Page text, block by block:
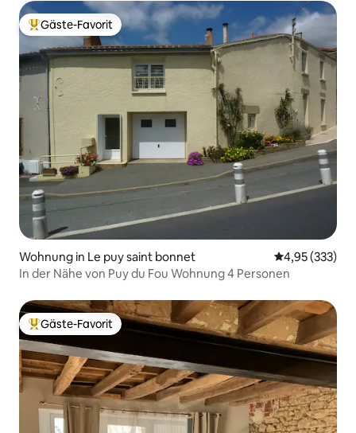
Beliebter Gäste-Favorit.
Gäste-Favorit
Wohnung in Le puy saint bonnet
4,95 (333)
In der Nähe von Puy du Fou Wohnung 4 Personen
Beliebter Gäste-Favorit.
Gäste-Favorit